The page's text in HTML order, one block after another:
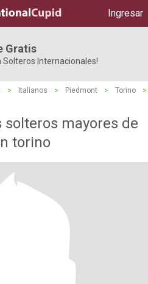
Ingresar
Gratis
Solteros Internacionales!
> Italianos > Piedmont > Torino
>
solteros mayores de
torino